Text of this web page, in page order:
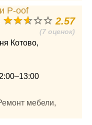
2.57
(7 оценок)
Котово,
мебели,